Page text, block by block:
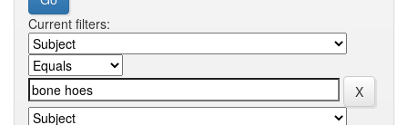
Current filters: